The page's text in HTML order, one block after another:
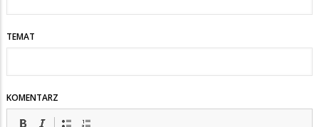
TEMAT
KOMENTARZ